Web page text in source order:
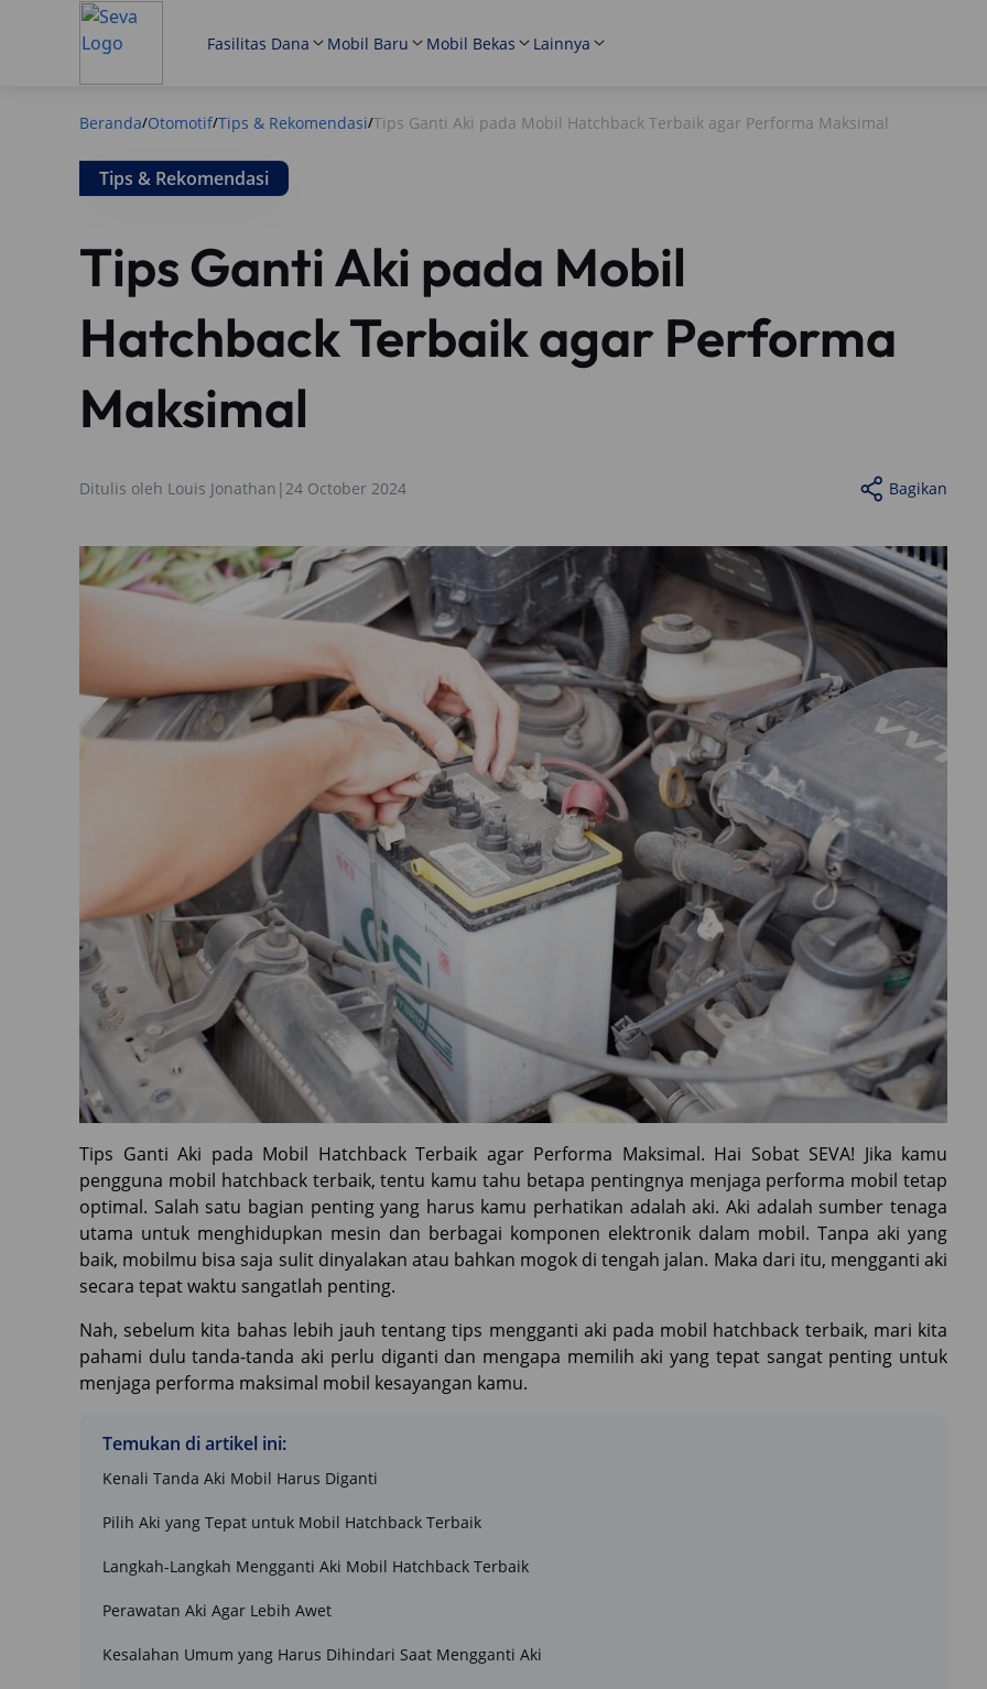
Fasilitas Dana Mobil Baru Mobil Bekas Lainnya
Beranda/Otomotif/Tips & Rekomendasi/Tips Ganti Aki pada Mobil Hatchback Terbaik agar Performa Maksimal
Tips & Rekomendasi
Tips Ganti Aki pada Mobil
Hatchback Terbaik agar Performa
Maksimal
Ditulis oleh Louis Jonathan | 24 October 2024 Bagikan
Tips Ganti Aki pada Mobil Hatchback Terbaik agar Performa Maksimal. Hai Sobat SEVA! Jika kamu
pengguna mobil hatchback terbaik, tentu kamu tahu betapa pentingnya menjaga performa mobil tetap
optimal. Salah satu bagian penting yang harus kamu perhatikan adalah aki. Aki adalah sumber tenaga
utama untuk menghidupkan mesin dan berbagai komponen elektronik dalam mobil. Tanpa aki yang
baik, mobilmu bisa saja sulit dinyalakan atau bahkan mogok di tengah jalan. Maka dari itu, mengganti aki
secara tepat waktu sangatlah penting.
Nah, sebelum kita bahas lebih jauh tentang tips mengganti aki pada mobil hatchback terbaik, mari kita
pahami dulu tanda-tanda aki perlu diganti dan mengapa memilih aki yang tepat sangat penting untuk
menjaga performa maksimal mobil kesayangan kamu.
Temukan di artikel ini:
Kenali Tanda Aki Mobil Harus Diganti
Pilih Aki yang Tepat untuk Mobil Hatchback Terbaik
Langkah-Langkah Mengganti Aki Mobil Hatchback Terbaik
Perawatan Aki Agar Lebih Awet
Kesalahan Umum yang Harus Dihindari Saat Mengganti Aki